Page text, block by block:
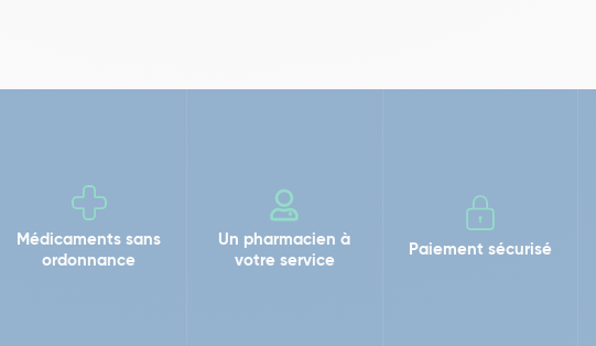
Médicaments sans
ordonnance
Un pharmacien à
votre service
Paiement sécurisé